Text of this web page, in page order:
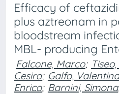
Efficacy of
plus aztreonam in
bloodstream
MBL- producing
Falcone, Marco;
Cesira; Galfo, Valentina
Enrico; Barnini, Simona